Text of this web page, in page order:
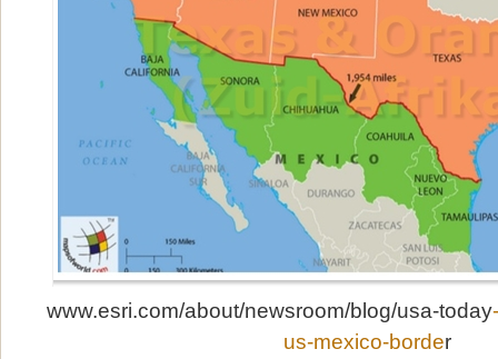
www.esri.com/about/newsroom/blog/usa-today
us-mexico-border